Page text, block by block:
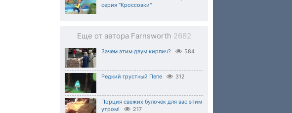
серия "Кроссовки"
Еще от автора Farnsworth 2682
Зачем этим двум кирпич? 584
Редкий грустный Пепе 312
Порция свежих булочек для вас этим
утром!
217